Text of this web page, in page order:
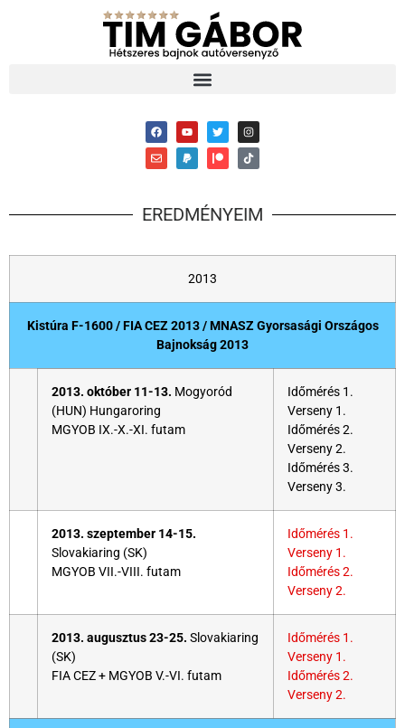
EREDMÉNYEIM
2013
Kistúra F-1600 / FIA CEZ 2013 / MNASZ Gyorsasági Országos
Bajnokság 2013
2013. október 11-13. Mogyoród
(HUN) Hungaroring
MGYOB IX.-X.-XI. futam
Időmérés 1.
Verseny 1.
Időmérés 2.
Verseny 2.
Időmérés 3.
Verseny 3.
2013. szeptember 14-15.
Slovakiaring (SK)
MGYOB VII.-VIII. futam
Időmérés 1.
Verseny 1.
Időmérés 2.
Verseny 2.
2013. augusztus 23-25. Slovakiaring
(SK)
FIA CEZ + MGYOB V.-VI. futam
Időmérés 1.
Verseny 1.
Időmérés 2.
Verseny 2.